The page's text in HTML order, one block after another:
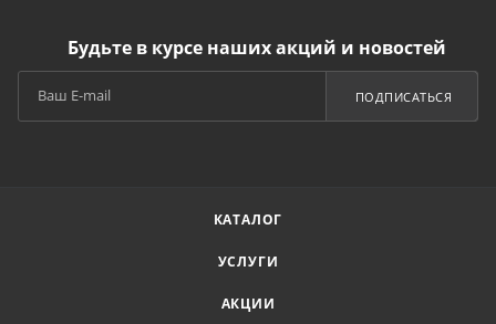
Будьте в курсе наших акций и новостей
ПОДПИСАТЬСЯ
КАТАЛОГ
УСЛУГИ
АКЦИИ